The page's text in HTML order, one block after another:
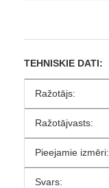
TEHNISKIE DATI:
Ražotājs:
Ražotājvasts:
Pieejamie izmēri:
Svars: